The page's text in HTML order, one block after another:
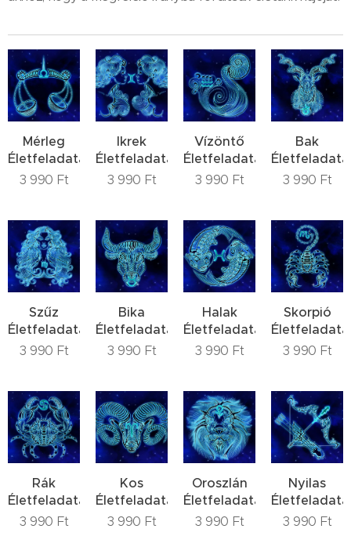
Mérleg
Életfeladata
3 990 Ft
Ikrek
Életfeladata
3 990 Ft
Vízöntő
Életfeladata
3 990 Ft
Bak
Életfeladata
3 990 Ft
Szűz
Életfeladata
3 990 Ft
Bika
Életfeladata
3 990 Ft
Halak
Életfeladata
3 990 Ft
Skorpió
Életfeladata
3 990 Ft
Rák
Életfeladata
3 990 Ft
Kos
Életfeladata
3 990 Ft
Oroszlán
Életfeladata
3 990 Ft
Nyilas
Életfeladata
3 990 Ft